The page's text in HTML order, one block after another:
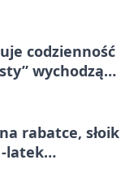
codzienność
wychodzą
rabatce, słoik
latek